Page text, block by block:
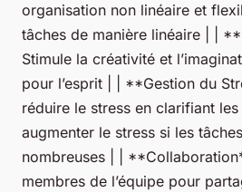
organisation non linéaire et
tâches de manière linéaire | |
Stimule la créativité et
pour l’esprit | | **Gestion du
réduire le stress en clarifiant
augmenter le stress si les
nombreuses | |
membres de l’équipe pour